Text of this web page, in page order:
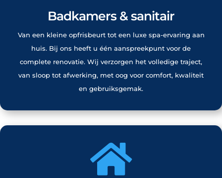
Badkamers & sanitair
Van een kleine opfrisbeurt tot een luxe spa-ervaring aan
huis. Bij ons heeft u één aanspreekpunt voor de
complete renovatie. Wij verzorgen het volledige traject,
van sloop tot afwerking, met oog voor comfort, kwaliteit
en gebruiksgemak.
